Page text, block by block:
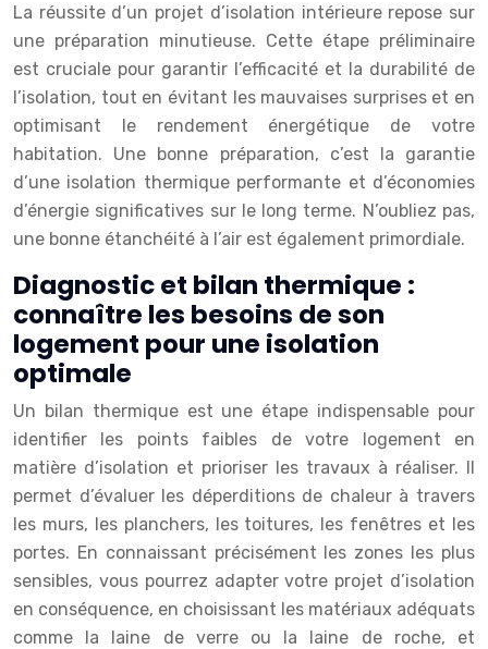
La réussite d’un projet d’isolation intérieure repose sur
une préparation minutieuse. Cette étape préliminaire
est cruciale pour garantir l’efficacité et la durabilité de
l’isolation, tout en évitant les mauvaises surprises et en
optimisant le rendement énergétique de votre
habitation. Une bonne préparation, c’est la garantie
d’une isolation thermique performante et d’économies
d’énergie significatives sur le long terme. N’oubliez pas,
une bonne étanchéité à l’air est également primordiale.
Diagnostic et bilan thermique :
connaître les besoins de son
logement pour une isolation
optimale
Un bilan thermique est une étape indispensable pour
identifier les points faibles de votre logement en
matière d’isolation et prioriser les travaux à réaliser. Il
permet d’évaluer les déperditions de chaleur à travers
les murs, les planchers, les toitures, les fenêtres et les
portes. En connaissant précisément les zones les plus
sensibles, vous pourrez adapter votre projet d’isolation
en conséquence, en choisissant les matériaux adéquats
comme la laine de verre ou la laine de roche, et